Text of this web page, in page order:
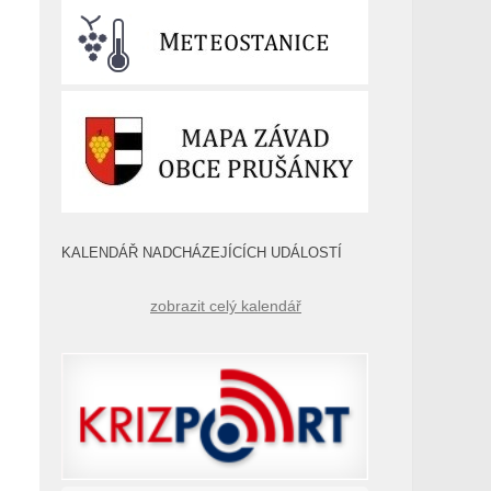
KALENDÁŘ NADCHÁZEJÍCÍCH UDÁLOSTÍ
zobrazit celý kalendář